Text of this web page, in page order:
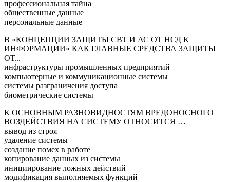
профессиональная тайна
общественные данные
персональные данные
В «КОНЦЕПЦИИ ЗАЩИТЫ СВТ И АС ОТ НСД К
ИНФОРМАЦИИ» КАК ГЛАВНЫЕ СРЕДСТВА ЗАЩИТЫ
ОТ...
инфраструктуры промышленных предприятий
компьютерные и коммуникационные системы
системы разграничения доступа
биометрические системы
К ОСНОВНЫМ РАЗНОВИДНОСТЯМ ВРЕДОНОСНОГО
ВОЗДЕЙСТВИЯ НА СИСТЕМУ ОТНОСИТСЯ …
вывод из строя
удаление системы
создание помех в работе
копирование данных из системы
инициирование ложных действий
модификация выполняемых функций